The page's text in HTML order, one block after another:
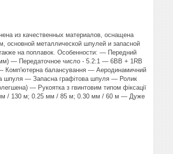
из качественных материалов, оснащена
основной металлической шпулей и запасной
на поплавок. Особенности: — Передний
— Передаточное число - 5.2:1 — 6BB + 1RB
Комп'ютерна балансування — Аеродинамичний
шпуля — Запасна графітова шпуля — Ролик
— Рукоятка з гвинтовим типом фіксації
мм / 130 м; 0.25 мм / 85 м; 0.30 мм / 60 м — Дуже